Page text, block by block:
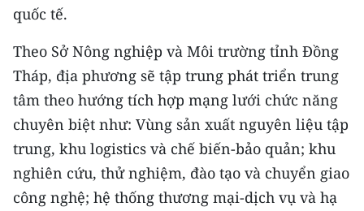
quốc tế.
Theo Sở Nông nghiệp và Môi trường tỉnh Đồng
Tháp, địa phương sẽ tập trung phát triển trung
tâm theo hướng tích hợp mạng lưới chức năng
chuyên biệt như: Vùng sản xuất nguyên liệu tập
trung, khu logistics và chế biến-bảo quản; khu
nghiên cứu, thử nghiệm, đào tạo và chuyển giao
công nghệ; hệ thống thương mại-dịch vụ và hạ